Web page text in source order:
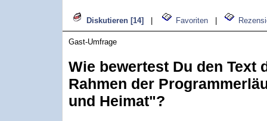
Diskutieren [14] Favoriten
Gast-Umfrage
Wie bewertest Du den Text
Rahmen der
und Heimat"?